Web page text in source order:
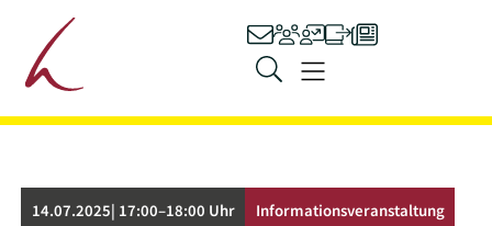
Zum Inhalt springen
Hauptnavigation
Kontakt
Personen
IliasPresse
Menü
14.07.2025| 17:00–18:00 Uhr Informations­veranstaltung